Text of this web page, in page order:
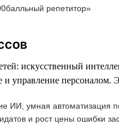
репетитор»
искусственный
управление
ИИ, умная автоматизация
и рост цены ошибки